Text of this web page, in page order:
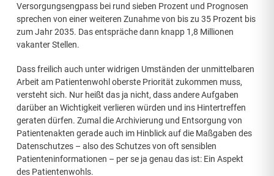
Versorgungsengpass bei rund sieben Prozent und Prognosen
sprechen von einer weiteren Zunahme von bis zu 35 Prozent bis
zum Jahr 2035. Das entspräche dann knapp 1,8 Millionen
vakanter Stellen.
Dass freilich auch unter widrigen Umständen der unmittelbaren
Arbeit am Patientenwohl oberste Priorität zukommen muss,
versteht sich. Nur heißt das ja nicht, dass andere Aufgaben
darüber an Wichtigkeit verlieren würden und ins Hintertreffen
geraten dürfen. Zumal die Archivierung und Entsorgung von
Patientenakten gerade auch im Hinblick auf die Maßgaben des
Datenschutzes – also des Schutzes von oft sensiblen
Patienteninformationen – per se ja genau das ist: Ein Aspekt
des Patientenwohls.